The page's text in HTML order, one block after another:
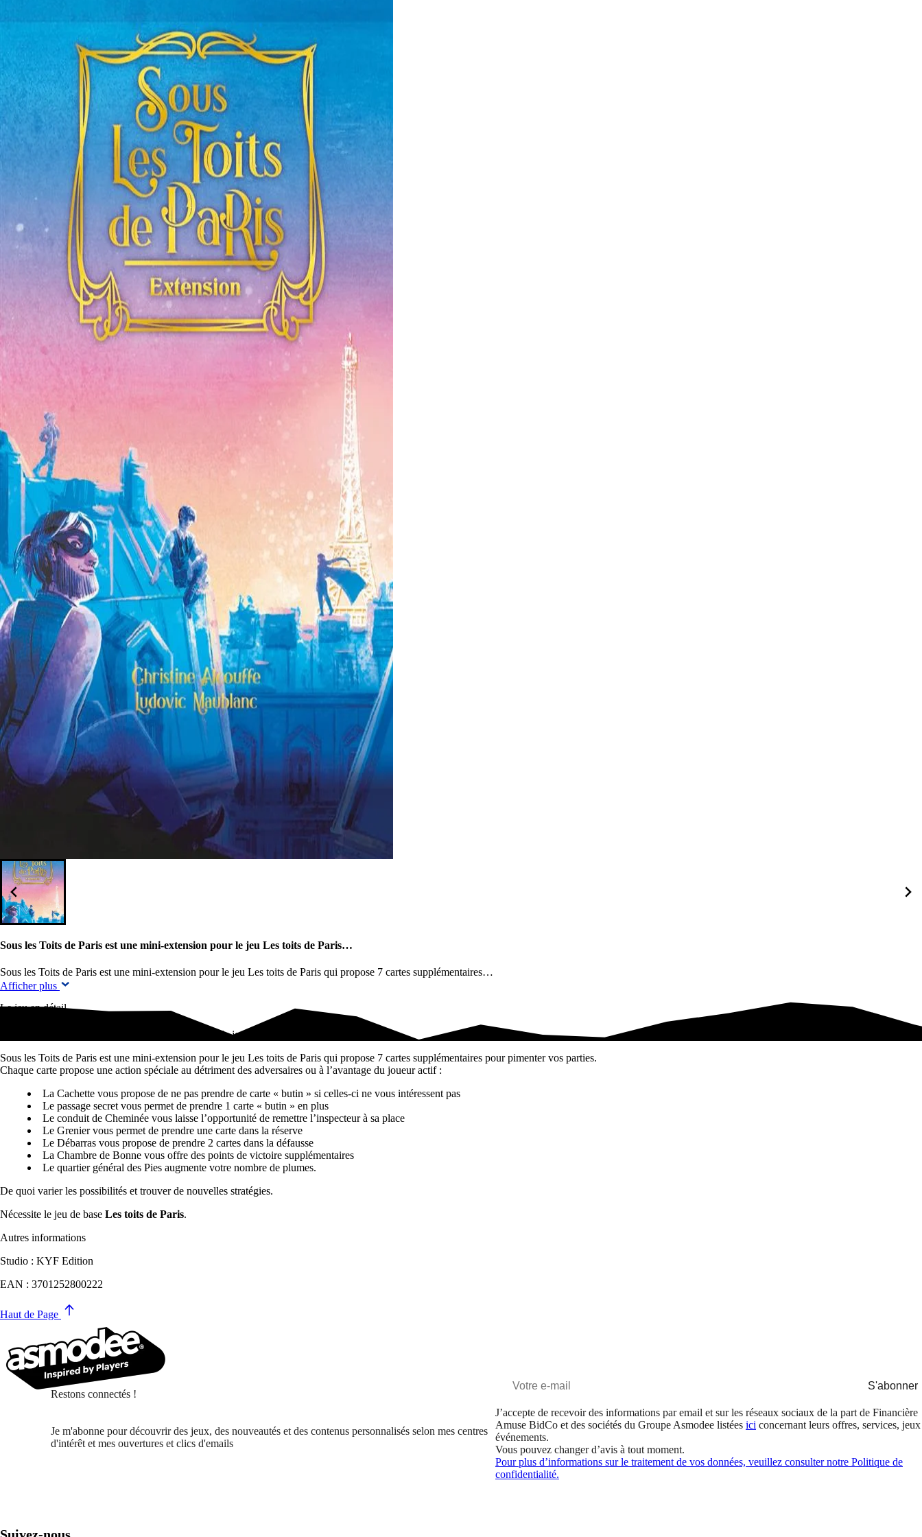
Sous les Toits de Paris est une mini-extension pour le jeu Les toits de Paris…
Sous les Toits de Paris est une mini-extension pour le jeu Les toits de Paris qui propose 7 cartes supplémentaires…
Afficher plus
Le jeu en détail
Sous les Toits de Paris est une mini-extension pour le jeu Les toits de Paris…
Sous les Toits de Paris est une mini-extension pour le jeu Les toits de Paris qui propose 7 cartes supplémentaires pour pimenter vos parties.
Chaque carte propose une action spéciale au détriment des adversaires ou à l’avantage du joueur actif :
La Cachette vous propose de ne pas prendre de carte « butin » si celles-ci ne vous intéressent pas
Le passage secret vous permet de prendre 1 carte « butin » en plus
Le conduit de Cheminée vous laisse l’opportunité de remettre l’inspecteur à sa place
Le Grenier vous permet de prendre une carte dans la réserve
Le Débarras vous propose de prendre 2 cartes dans la défausse
La Chambre de Bonne vous offre des points de victoire supplémentaires
Le quartier général des Pies augmente votre nombre de plumes.
De quoi varier les possibilités et trouver de nouvelles stratégies.
Nécessite le jeu de base Les toits de Paris.
Autres informations
Studio : KYF Edition
EAN : 3701252800222
Haut de Page
Restons connectés !
Je m'abonne pour découvrir des jeux, des nouveautés et des contenus personnalisés selon mes centres
d'intérêt et mes ouvertures et clics d'emails
S'abonner
J’accepte de recevoir des informations par email et sur les réseaux sociaux de la part de Financière
Amuse BidCo et des sociétés du Groupe Asmodee listées ici concernant leurs offres, services,
événements.
Vous pouvez changer d’avis à tout moment.
Pour plus d’informations sur le traitement de vos données, veuillez consulter notre Politique de
confidentialité.